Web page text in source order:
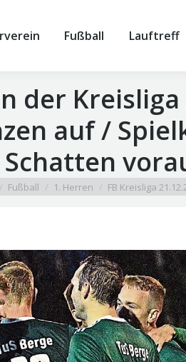
Fußball Lauftreff
der
auf /
Schatten
sich hier:
Fußball 1. Herren FB Kreisliga